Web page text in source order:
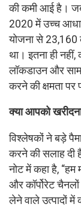
की कमी आई है।
2020 में उच्च
योजना से 23,160
था। इतना ही
लॉकडाउन और
करने की क्षमता पर
क्या आपको
विश्लेषकों ने बड़े
करने की सलाह दी
नोट में कहा है, “हम
और कॉर्पोरेट चैनलों
लेने वाले उत्पादों